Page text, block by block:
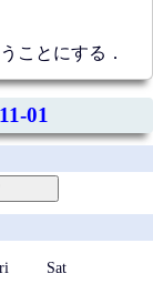
ことにする．
01
Sat